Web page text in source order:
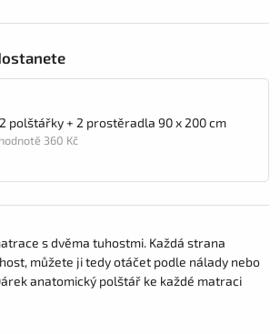
polštářky + 2 prostěradla 90 x 200 cm
360 Kč
s dvěma tuhostmi. Každá strana
můžete ji tedy otáčet podle nálady nebo
anatomický polštář ke každé matraci